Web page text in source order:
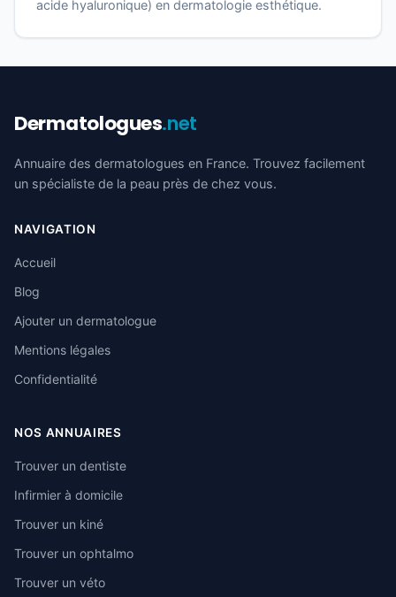
acide hyaluronique) en dermatologie esthétique.
Dermatologues.net
Annuaire des dermatologues en France. Trouvez facilement
un spécialiste de la peau près de chez vous.
NAVIGATION
Accueil
Blog
Ajouter un dermatologue
Mentions légales
Confidentialité
NOS ANNUAIRES
Trouver un dentiste
Infirmier à domicile
Trouver un kiné
Trouver un ophtalmo
Trouver un véto